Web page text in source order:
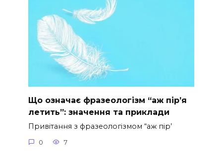
Що означає фразеологізм “аж пір’я
летить”: значення та приклади
Привітання з фразеологізмом “аж пір’
0 7